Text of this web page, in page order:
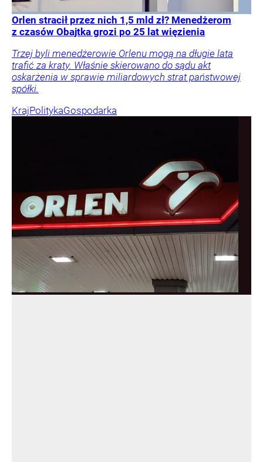
Orlen stracił przez nich 1,5 mld zł? Menedżerom
z czasów Obajtka grozi po 25 lat więzienia
Trzej byli menedżerowie Orlenu mogą na długie lata
trafić za kraty. Właśnie skierowano do sądu akt
oskarżenia w sprawie miliardowych strat państwowej
spółki.
KrajPolitykaGospodarka